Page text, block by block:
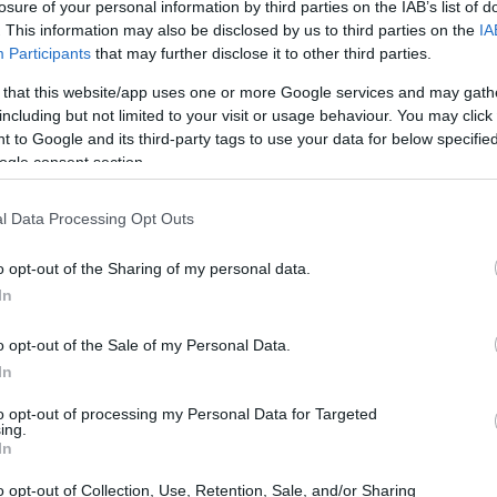
of your personal information by third parties on the IAB’s list of
This information may also be disclosed by us to third parties on the
Participants that may further disclose it to other third parties.
that this website/app uses one or more Google services and may
but not limited to your visit or usage behaviour. You may
to Google and its third-party tags to use your data for below
consent section.
Data Processing Opt Outs
opt-out of the Sharing of my personal data.
opt-out of the Sale of my Personal Data.
opt-out of processing my Personal Data for Targeted
opt-out of Collection, Use, Retention, Sale, and/or Sharing
ou de outros funcionários da empresa
lançamento oficial. As discussões e debates
Estados Unidos, a Amazon, ainda estão em